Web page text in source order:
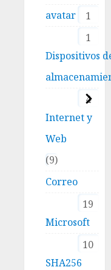
1
avatar
1
Dispositivos
4
Internet y
Web
9
Correo
19
Microsoft
10
SHA256